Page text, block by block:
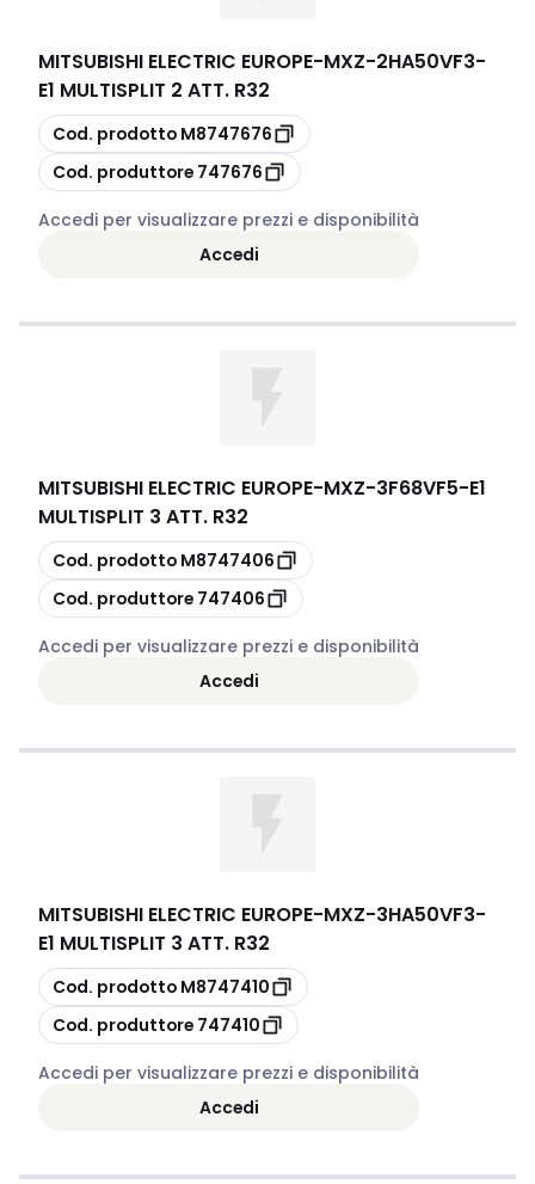
MITSUBISHI ELECTRIC EUROPE-MXZ-2HA50VF3-
E1 MULTISPLIT 2 ATT. R32
copia
Cod. prodotto M8747676
copia
Cod. produttore 747676
Accedi per visualizzare prezzi e disponibilità
Accedi
MITSUBISHI ELECTRIC EUROPE-MXZ-3F68VF5-E1
MULTISPLIT 3 ATT. R32
copia
Cod. prodotto M8747406
copia
Cod. produttore 747406
Accedi per visualizzare prezzi e disponibilità
Accedi
MITSUBISHI ELECTRIC EUROPE-MXZ-3HA50VF3-
E1 MULTISPLIT 3 ATT. R32
copia
Cod. prodotto M8747410
copia
Cod. produttore 747410
Accedi per visualizzare prezzi e disponibilità
Accedi